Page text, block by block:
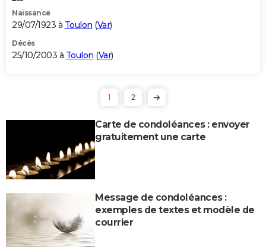
Naissance
29/07/1923 à Toulon (Var)
Décès
25/10/2003 à Toulon (Var)
1 2
Carte de condoléances : envoyer
gratuitement une carte
Message de condoléances :
exemples de textes et modèle de
courrier